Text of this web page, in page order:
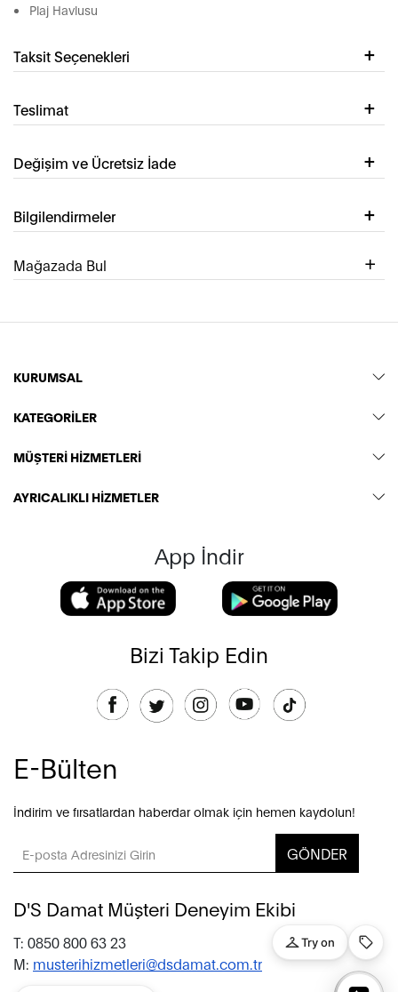
Plaj Havlusu
Taksit Seçenekleri
Teslimat
Değişim ve Ücretsiz İade
Bilgilendirmeler
Mağazada Bul
KURUMSAL
KATEGORİLER
MÜŞTERİ HİZMETLERİ
AYRICALIKLI HİZMETLER
App İndir
Bizi Takip Edin
E-Bülten
İndirim ve fırsatlardan haberdar olmak için hemen kaydolun!
GÖNDER
D'S Damat Müşteri Deneyim Ekibi
T: 0850 800 63 23
M: musterihizmetleri@dsdamat.com.tr